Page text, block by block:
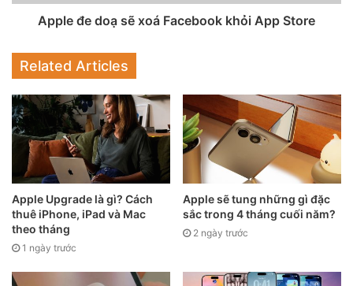
Lời khen của Apple dành cho gia đình iPhone 13 là chúng
có thời lượng pin tăng từ 1,5 – 2,5 giờ so với người tiền
nhiệm tương ứng. Điều này đã được dự đoán trước nhưng
vẫn khiến iFan phấn khích bởi tuổi thọ pin luôn là vấn đề
đáng cảnh báo trên iPhone.
iPhone 13 Mini có pin dài hơn iPhone 12 Pro Max?
Apple đe doạ sẽ xoá Facebook khỏi App Store
Related Articles
Apple Upgrade là gì? Cách
thuê iPhone, iPad và Mac
theo tháng
1 ngày trước
Apple sẽ tung những gì đặc
sắc trong 4 tháng cuối năm?
2 ngày trước